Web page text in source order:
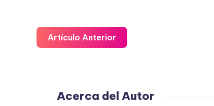
Artículo Anterior
Acerca del Autor